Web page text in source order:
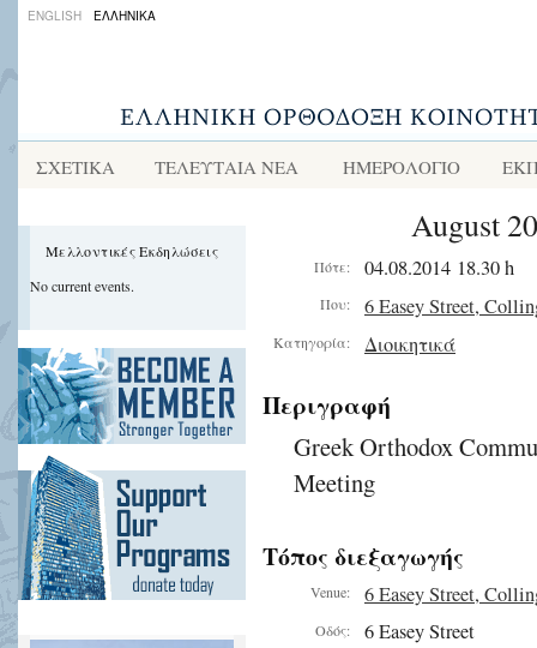
ENGLISH ΕΛΛΗΝΙΚΑ
ΣΧΕΤΙΚΑ ΤΕΛΕΥΤΑΙΑ ΝΕΑ ΗΜΕΡΟΛΟΓΙΟ
Μελλοντικές Εκδηλώσεις
No current events.
August
Πότε: 04.08.2014 18.30 h
Που: 6 Easey Street,
Κατηγορία: Διοικητικά
Περιγραφή
Greek Orthodox
Meeting
Τόπος διεξαγωγής
Venue: 6 Easey Street,
Οδός: 6 Easey Street